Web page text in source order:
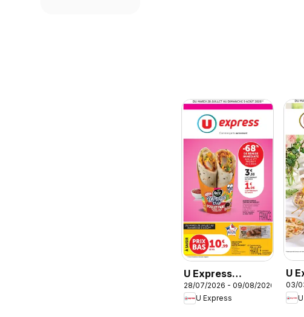
U Express
catalogue
28/07/2026 - 09/08/2026
U Express
U
Été
03/